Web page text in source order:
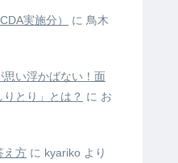
実施分） に 鳥木
思い浮かばない！面
とり」とは？ に お
え方 に kyariko より